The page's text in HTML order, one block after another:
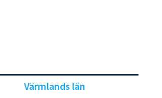
Värmlands län